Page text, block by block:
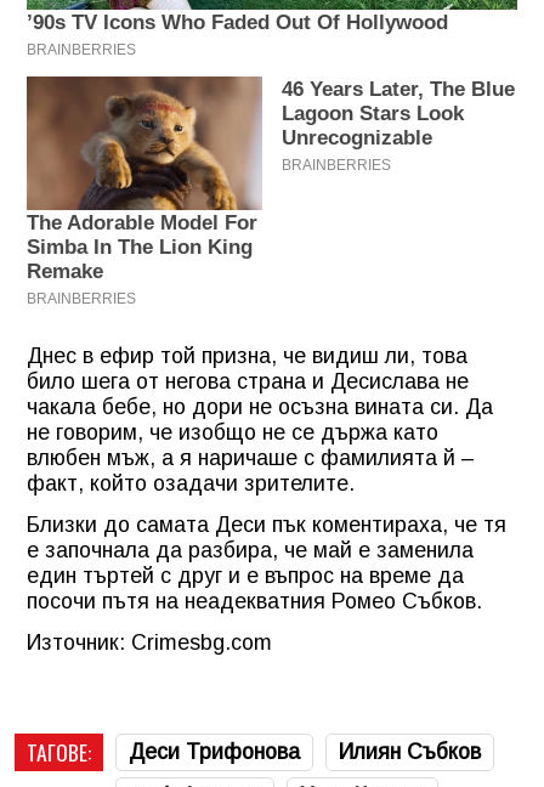
Днес в ефир той призна, че видиш ли, това
било шега от негова страна и Десислава не
чакала бебе, но дори не осъзна вината си. Да
не говорим, че изобщо не се държа като
влюбен мъж, а я наричаше с фамилията й –
факт, който озадачи зрителите.
Близки до самата Деси пък коментираха, че тя
е започнала да разбира, че май е заменила
един търтей с друг и е въпрос на време да
посочи пътя на неадекватния Ромео Събков.
Източник: Crimesbg.com
ТАГОВЕ: Деси Трифонова
Илиян Събков